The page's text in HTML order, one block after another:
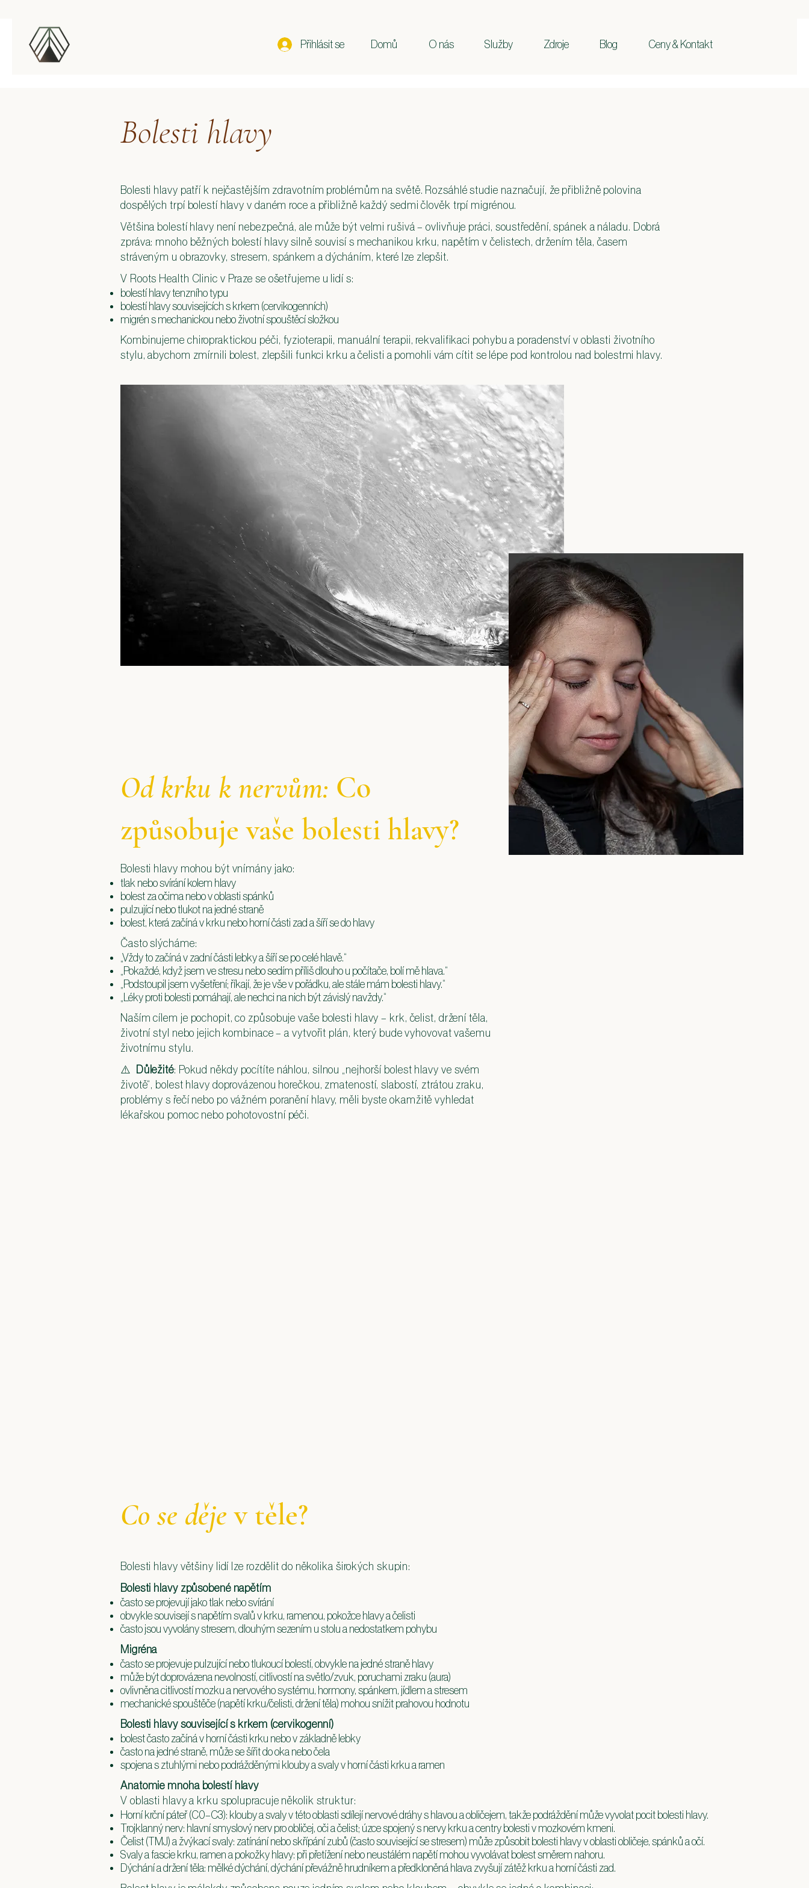
Přihlásit se Domů O nás Služby Zdroje Blog Ceny & Kontakt
Bolesti hlavy
Bolesti hlavy patří k nejčastějším zdravotním problémům na světě. Rozsáhlé studie naznačují, že přibližně polovina
dospělých trpí bolestí hlavy v daném roce a přibližně každý sedmi člověk trpí migrénou.
Většina bolestí hlavy není nebezpečná, ale může být velmi rušivá – ovlivňuje práci, soustředění, spánek a náladu. Dobrá
zpráva: mnoho běžných bolestí hlavy silně souvisí s mechanikou krku, napětím v čelistech, držením těla, časem
stráveným u obrazovky, stresem, spánkem a dýcháním, které lze zlepšit.
V Roots Health Clinic v Praze se ošetřujeme u lidí s:
bolestí hlavy tenzního typu
bolestí hlavy souvisejících s krkem (cervikogenních)
migrén s mechanickou nebo životní spouštěcí složkou
Kombinujeme chiropraktickou péči, fyzioterapii, manuální terapii, rekvalifikaci pohybu a poradenství v oblasti životního
stylu, abychom zmírnili bolest, zlepšili funkci krku a čelisti a pomohli vám cítit se lépe pod kontrolou nad bolestmi hlavy.
Od krku k nervům: Co
způsobuje vaše bolesti hlavy?
Bolesti hlavy mohou být vnímány jako:
tlak nebo svírání kolem hlavy
bolest za očima nebo v oblasti spánků
pulzující nebo tlukot na jedné straně
bolest, která začíná v krku nebo horní části zad a šíří se do hlavy
Často slýcháme:
„Vždy to začíná v zadní části lebky a šíří se po celé hlavě.“
„Pokaždé, když jsem ve stresu nebo sedím příliš dlouho u počítače, bolí mě hlava.“
„Podstoupil jsem vyšetření; říkají, že je vše v pořádku, ale stále mám bolesti hlavy.“
„Léky proti bolesti pomáhají, ale nechci na nich být závislý navždy.“
Naším cílem je pochopit, co způsobuje vaše bolesti hlavy – krk, čelist, držení těla,
životní styl nebo jejich kombinace – a vytvořit plán, který bude vyhovovat vašemu
životnímu stylu.
⚠️
Důležité: Pokud někdy pocítíte náhlou, silnou „nejhorší bolest hlavy ve svém
životě“, bolest hlavy doprovázenou horečkou, zmateností, slabostí, ztrátou zraku,
problémy s řečí nebo po vážném poranění hlavy, měli byste okamžitě vyhledat
lékařskou pomoc nebo pohotovostní péči.
Co se dějev těle?
Bolesti hlavy většiny lidí lze rozdělit do několika širokých skupin:
Bolesti hlavy způsobené napětím
často se projevují jako tlak nebo svírání
obvykle souvisejí s napětím svalů v krku, ramenou, pokožce hlavy a čelisti
často jsou vyvolány stresem, dlouhým sezením u stolu a nedostatkem pohybu
Migréna
často se projevuje pulzující nebo tlukoucí bolestí, obvykle na jedné straně hlavy
může být doprovázena nevolností, citlivostí na světlo/zvuk, poruchami zraku (aura)
ovlivněna citlivostí mozku a nervového systému, hormony, spánkem, jídlem a stresem
mechanické spouštěče (napětí krku/čelisti, držení těla) mohou snížit prahovou hodnotu
Bolesti hlavy související s krkem (cervikogenní)
bolest často začíná v horní části krku nebo v základně lebky
často na jedné straně, může se šířit do oka nebo čela
spojena s ztuhlými nebo podrážděnými klouby a svaly v horní části krku a ramen
Anatomie mnoha bolestí hlavy
V oblasti hlavy a krku spolupracuje několik struktur:
Horní krční páteř (C0–C3): klouby a svaly v této oblasti sdílejí nervové dráhy s hlavou a obličejem, takže podráždění může vyvolat pocit bolesti hlavy.
Trojklanný nerv: hlavní smyslový nerv pro obličej, oči a čelist; úzce spojený s nervy krku a centry bolesti v mozkovém kmeni.
Čelist (TMJ) a žvýkací svaly: zatínání nebo skřípání zubů (často související se stresem) může způsobit bolesti hlavy v oblasti obličeje, spánků a očí.
Svaly a fascie krku, ramen a pokožky hlavy: při přetížení nebo neustálém napětí mohou vyvolávat bolest směrem nahoru.
Dýchání a držení těla: mělké dýchání, dýchání převážně hrudníkem a předkloněná hlava zvyšují zátěž krku a horní části zad.